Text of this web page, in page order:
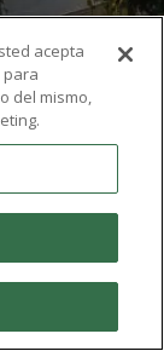
acepta
para
del mismo,